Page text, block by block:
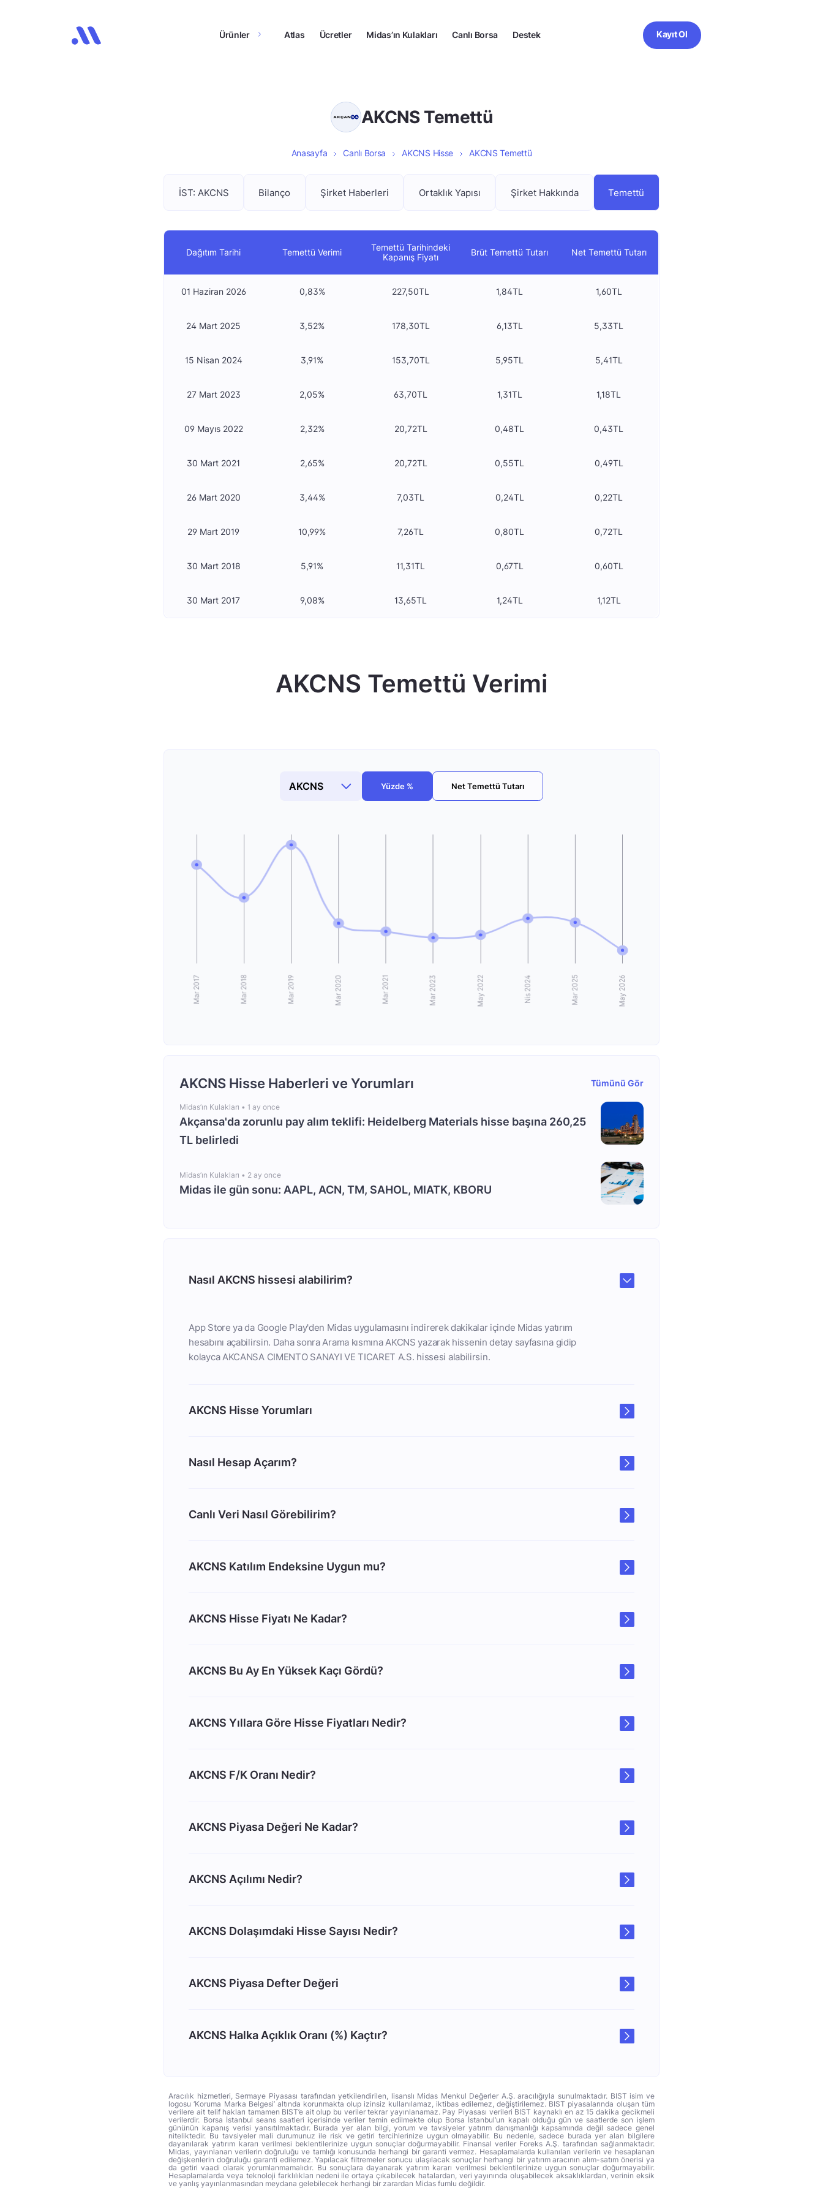
Ürünler Atlas Ücretler Midas’ın Kulakları Canlı Borsa Destek Kayıt Ol
AKCNS Temettü
Anasayfa Canlı Borsa AKCNS Hisse AKCNS Temettü
İST: AKCNS Bilanço Şirket Haberleri Ortaklık Yapısı Şirket Hakkında Temettü
Dağıtım Tarihi Temettü Verimi
Temettü Tarihindeki
Kapanış Fiyatı
Brüt Temettü Tutarı Net Temettü Tutarı
01 Haziran 2026 0,83% 227,50TL 1,84TL 1,60TL
24 Mart 2025 3,52% 178,30TL 6,13TL 5,33TL
15 Nisan 2024 3,91% 153,70TL 5,95TL 5,41TL
27 Mart 2023 2,05% 63,70TL 1,31TL 1,18TL
09 Mayıs 2022 2,32% 20,72TL 0,48TL 0,43TL
30 Mart 2021 2,65% 20,72TL 0,55TL 0,49TL
26 Mart 2020 3,44% 7,03TL 0,24TL 0,22TL
29 Mart 2019 10,99% 7,26TL 0,80TL 0,72TL
30 Mart 2018 5,91% 11,31TL 0,67TL 0,60TL
30 Mart 2017 9,08% 13,65TL 1,24TL 1,12TL
AKCNS Temettü Verimi
Yüzde % Net Temettü Tutarı
AKCNS Hisse Haberleri ve Yorumları Tümünü Gör
Midas’ın Kulakları • 1 ay once
Akçansa'da zorunlu pay alım teklifi: Heidelberg Materials hisse başına 260,25
TL belirledi
Midas’ın Kulakları • 2 ay once
Midas ile gün sonu: AAPL, ACN, TM, SAHOL, MIATK, KBORU
Nasıl AKCNS hissesi alabilirim?
App Store ya da Google Play'den Midas uygulamasını indirerek dakikalar içinde Midas yatırım
hesabını açabilirsin. Daha sonra Arama kısmına AKCNS yazarak hissenin detay sayfasına gidip
kolayca AKCANSA CIMENTO SANAYI VE TICARET A.S. hissesi alabilirsin.
AKCNS Hisse Yorumları
Nasıl Hesap Açarım?
Canlı Veri Nasıl Görebilirim?
AKCNS Katılım Endeksine Uygun mu?
AKCNS Hisse Fiyatı Ne Kadar?
AKCNS Bu Ay En Yüksek Kaçı Gördü?
AKCNS Yıllara Göre Hisse Fiyatları Nedir?
AKCNS F/K Oranı Nedir?
AKCNS Piyasa Değeri Ne Kadar?
AKCNS Açılımı Nedir?
AKCNS Dolaşımdaki Hisse Sayısı Nedir?
AKCNS Piyasa Defter Değeri
AKCNS Halka Açıklık Oranı (%) Kaçtır?
Aracılık hizmetleri, Sermaye Piyasası tarafından yetkilendirilen, lisanslı Midas Menkul Değerler A.Ş. aracılığıyla sunulmaktadır. BIST isim ve
logosu ‘Koruma Marka Belgesi’ altında korunmakta olup izinsiz kullanılamaz, iktibas edilemez, değiştirilemez. BIST piyasalarında oluşan tüm
verilere ait telif hakları tamamen BIST’e ait olup bu veriler tekrar yayınlanamaz. Pay Piyasası verileri BIST kaynaklı en az 15 dakika gecikmeli
verilerdir. Borsa İstanbul seans saatleri içerisinde veriler temin edilmekte olup Borsa İstanbul’un kapalı olduğu gün ve saatlerde son işlem
gününün kapanış verisi yansıtılmaktadır. Burada yer alan bilgi, yorum ve tavsiyeler yatırım danışmanlığı kapsamında değil sadece genel
niteliktedir. Bu tavsiyeler mali durumunuz ile risk ve getiri tercihlerinize uygun olmayabilir. Bu nedenle, sadece burada yer alan bilgilere
dayanılarak yatırım kararı verilmesi beklentilerinize uygun sonuçlar doğurmayabilir. Finansal veriler Foreks A.Ş. tarafından sağlanmaktadır.
Midas, yayınlanan verilerin doğruluğu ve tamlığı konusunda herhangi bir garanti vermez. Hesaplamalarda kullanılan verilerin ve hesaplanan
değişkenlerin doğruluğu garanti edilemez. Yapılacak filtremeler sonucu ulaşılacak sonuçlar herhangi bir yatırım aracının alım-satım önerisi ya
da getiri vaadi olarak yorumlanmamalıdır. Bu sonuçlara dayanarak yatırım kararı verilmesi beklentilerinize uygun sonuçlar doğurmayabilir.
Hesaplamalarda veya teknoloji farklılıkları nedeni ile ortaya çıkabilecek hatalardan, veri yayınında oluşabilecek aksaklıklardan, verinin eksik
ve yanlış yayınlanmasından meydana gelebilecek herhangi bir zarardan Midas fumlu değildir.